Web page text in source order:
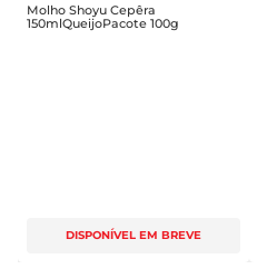
Molho Shoyu Cepêra
150mlQueijoPacote 100g
DISPONÍVEL EM BREVE